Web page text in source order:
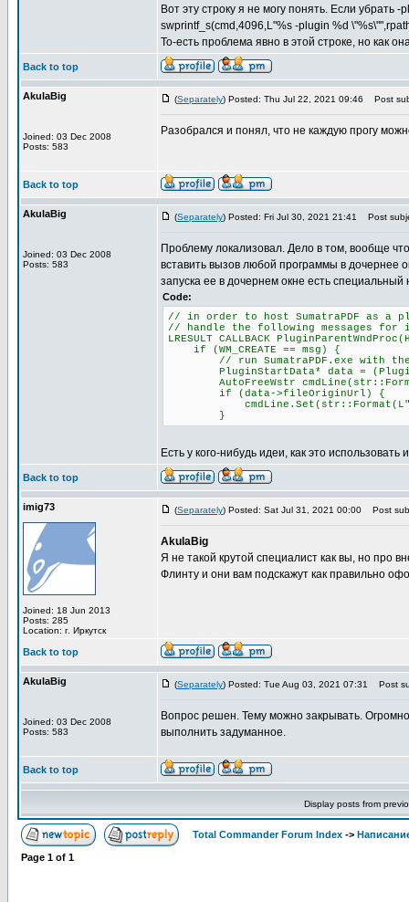
Вот эту строку я не могу понять. Если убрать
swprintf_s(cmd,4096,L"%s -plugin %d
То-есть проблема явно в этой строке, но как
Back to top
AkulaBig
Joined: 03 Dec 2008
Posts: 583
(Separately) Posted: Thu Jul 22, 2021 09:46 Post
Разобрался и понял, что не каждую прогу
Back to top
AkulaBig
Joined: 03 Dec 2008
Posts: 583
(Separately) Posted: Fri Jul 30, 2021 21:41 Post
Проблему локализовал. Дело в том, вообще
вставить вызов любой программы в дочернее
запуска ее в дочернем окне есть
Code:
// in order to host SumatraPDF as a
// handle the following messages
LRESULT CALLBACK
if (WM_CREATE == msg) {
// run SumatraPDF.exe with the -
PluginStartData* data =
AutoFreeWstr
if (data->fileOriginUrl) {
cmdLine.Set(str::Format(L"-
}
Есть у кого-нибудь идеи, как это
Back to top
imig73
Joined: 18 Jun 2013
Posts: 285
Location: г. Иркутск
(Separately) Posted: Sat Jul 31, 2021 00:00 Post
AkulaBig
Я не такой крутой специалист как вы, но про
Флинту и они вам подскажут как правильно
Back to top
AkulaBig
Joined: 03 Dec 2008
Posts: 583
(Separately) Posted: Tue Aug 03, 2021 07:31 Post
Вопрос решен. Тему можно закрывать.
выполнить задуманное.
Back to top
Display posts from
Total Commander Forum Index ->
Page 1 of 1